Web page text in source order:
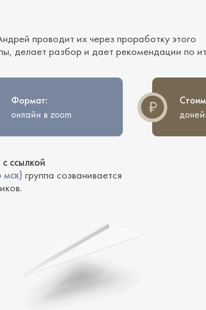
Формат:
онлайн в zoom
ссылкой
группа созванивается
проводит их через проработку этого
делает разбор и дает рекомендации по